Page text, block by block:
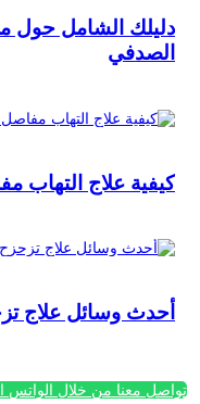
دليلك الشامل حول
الصدفي
كيفية علاج التهاب
أحدث وسائل علاج
تواصل معنا من خلال الواتس